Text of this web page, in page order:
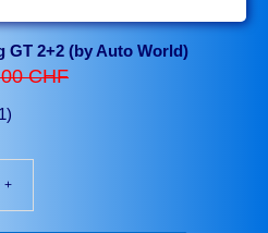
GT 2+2 (by Auto World)
CHF
+